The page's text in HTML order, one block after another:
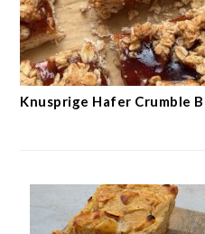
Knusprige Hafer Crumble